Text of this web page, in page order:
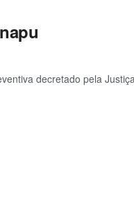
decretado pela